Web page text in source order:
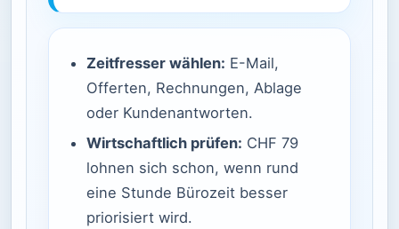
Zeitfresser wählen: E-Mail,
Offerten, Rechnungen, Ablage
oder Kundenantworten.
Wirtschaftlich prüfen: CHF 79
lohnen sich schon, wenn rund
eine Stunde Bürozeit besser
priorisiert wird.